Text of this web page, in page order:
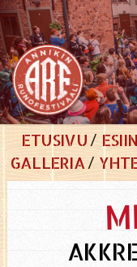
ETUSIVU
GALLERIA